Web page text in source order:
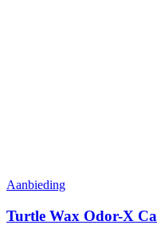
Aanbieding
Turtle Wax Odor-X